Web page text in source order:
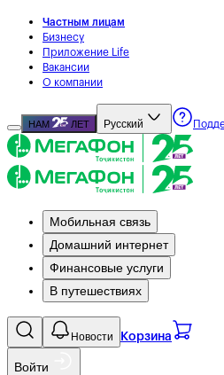
Частным лицам
Бизнесу
Приложение Life
Вакансии
О компании
НАМ ЛЕТ Русский
Мобильная связь
Домашний интернет
Финансовые услуги
В путешествиях
Новости Корзина
Войти